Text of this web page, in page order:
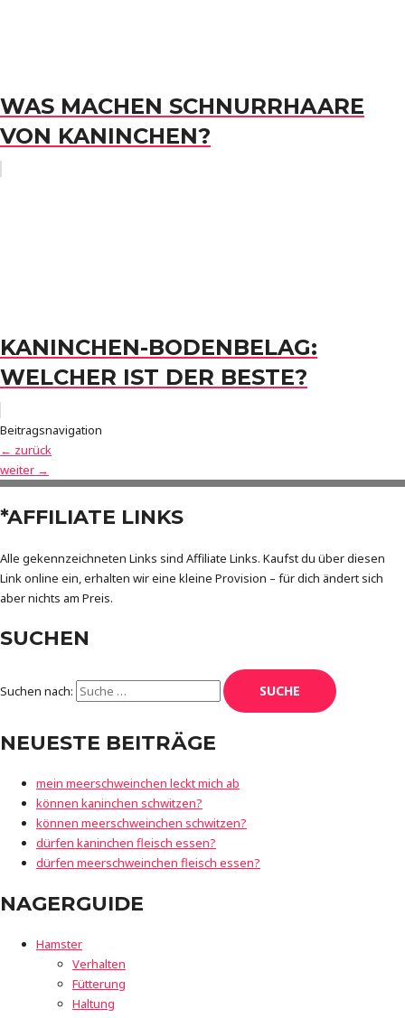
WAS MACHEN SCHNURRHAARE
VON KANINCHEN?
KANINCHEN-BODENBELAG:
WELCHER IST DER BESTE?
Beitragsnavigation
← zurück
weiter →
*AFFILIATE LINKS
Alle gekennzeichneten Links sind Affiliate Links. Kaufst du über diesen
Link online ein, erhalten wir eine kleine Provision – für dich ändert sich
aber nichts am Preis.
SUCHEN
Suchen nach:
NEUESTE BEITRÄGE
mein meerschweinchen leckt mich ab
können kaninchen schwitzen?
können meerschweinchen schwitzen?
dürfen kaninchen fleisch essen?
dürfen meerschweinchen fleisch essen?
NAGERGUIDE
Hamster
Verhalten
Fütterung
Haltung